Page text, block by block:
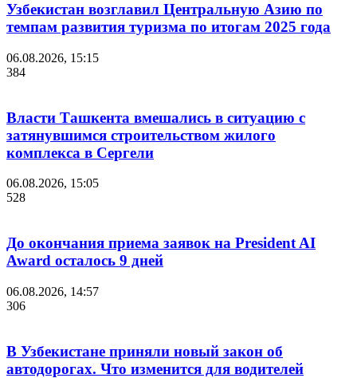
Узбекистан возглавил Центральную Азию по
темпам развития туризма по итогам 2025 года
06.08.2026, 15:15
384
Власти Ташкента вмешались в ситуацию с
затянувшимся строительством жилого
комплекса в Сергели
06.08.2026, 15:05
528
До окончания приема заявок на President AI
Award осталось 9 дней
06.08.2026, 14:57
306
В Узбекистане приняли новый закон об
автодорогах. Что изменится для водителей